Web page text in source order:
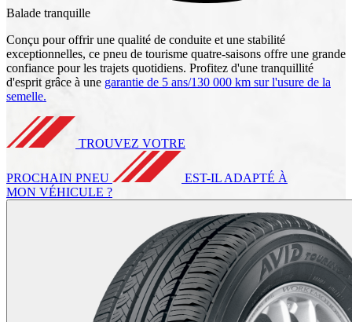
Balade tranquille
Conçu pour offrir une qualité de conduite et une stabilité
exceptionnelles, ce pneu de tourisme quatre-saisons offre une grande
confiance pour les trajets quotidiens. Profitez d'une tranquillité
d'esprit grâce à une garantie de 5 ans/130 000 km sur l'usure de la
semelle.
TROUVEZ VOTRE
PROCHAIN PNEU
EST-IL ADAPTÉ À
MON VÉHICULE ?